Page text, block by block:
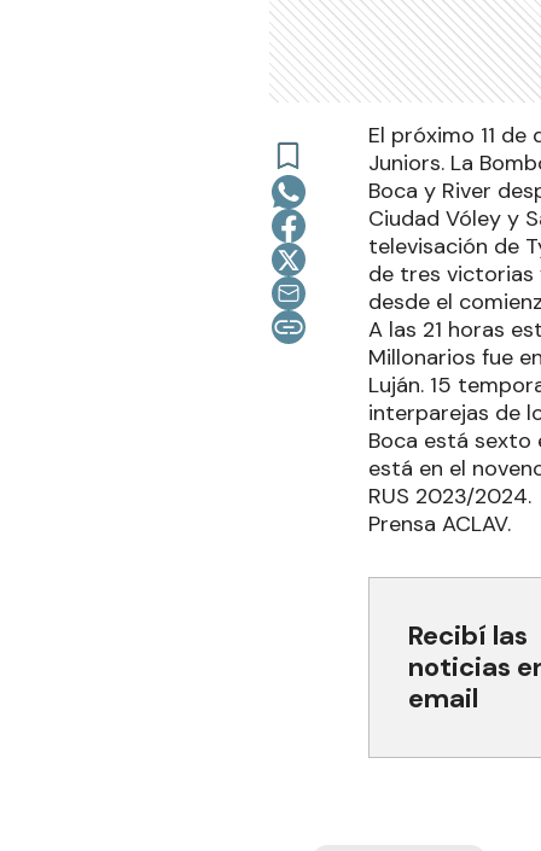
El próximo 11
Juniors. La
Boca y River
Ciudad Vóley y
televisación de
de tres victorias
desde el
A las 21 horas
Millonarios fue
Luján. 15
interparejas de
Boca está sexto
está en el
RUS 2023/2024.
Prensa ACLAV.
Recibí las
noticias
email